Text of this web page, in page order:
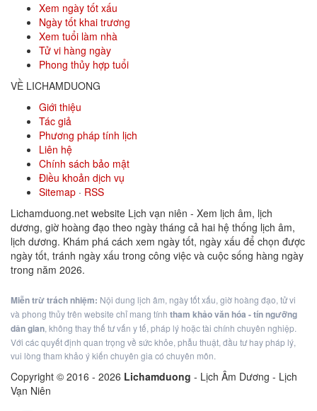
Xem ngày tốt xấu
Ngày tốt khai trương
Xem tuổi làm nhà
Tử vi hàng ngày
Phong thủy hợp tuổi
VỀ LICHAMDUONG
Giới thiệu
Tác giả
Phương pháp tính lịch
Liên hệ
Chính sách bảo mật
Điều khoản dịch vụ
Sitemap · RSS
Lichamduong.net website Lịch vạn niên - Xem lịch âm, lịch
dương, giờ hoàng đạo theo ngày tháng cả hai hệ thống lịch âm,
lịch dương. Khám phá cách xem ngày tốt, ngày xấu để chọn được
ngày tốt, tránh ngày xấu trong công việc và cuộc sống hàng ngày
trong năm 2026.
Miễn trừ trách nhiệm: Nội dung lịch âm, ngày tốt xấu, giờ hoàng đạo, tử vi
và phong thủy trên website chỉ mang tính tham khảo văn hóa - tín ngưỡng
dân gian, không thay thế tư vấn y tế, pháp lý hoặc tài chính chuyên nghiệp.
Với các quyết định quan trọng về sức khỏe, phẫu thuật, đầu tư hay pháp lý,
vui lòng tham khảo ý kiến chuyên gia có chuyên môn.
Copyright © 2016 - 2026 Lichamduong - Lịch Âm Dương - Lịch
Vạn Niên